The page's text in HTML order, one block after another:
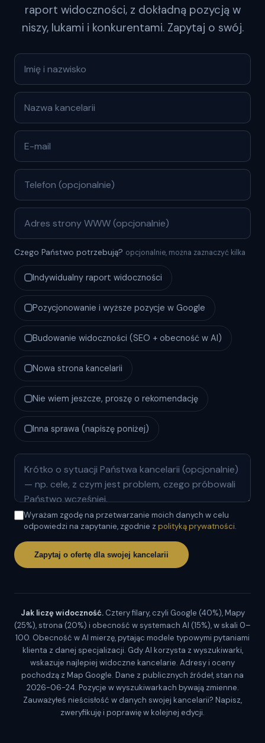
raport widoczności, z dokładną pozycją w
niszy, lukami i konkurentami. Zapytaj o swój.
Czego Państwo potrzebują? opcjonalnie, można zaznaczyć kilka
Indywidualny raport widoczności
Pozycjonowanie i wyższe pozycje w Google
Budowanie widoczności (SEO + obecność w AI)
Nowa strona kancelarii
Nie wiem jeszcze, proszę o rekomendację
Inna sprawa (napiszę poniżej)
Wyrażam zgodę na przetwarzanie moich danych w celu
odpowiedzi na zapytanie, zgodnie z polityką prywatności.
Zapytaj o ofertę dla swojej kancelarii
Jak liczę widoczność.Cztery filary, czyli Google (40%), Mapy
(25%), strona (20%) i obecność w systemach AI (15%), w skali 0–
100. Obecność w AI mierzę, pytając modele typowymi pytaniami
klienta z danej specjalizacji. Gdy AI korzysta z wyszukiwarki,
wskazuje najlepiej widoczne kancelarie. Adresy i oceny
pochodzą z Map Google. Dane z publicznych źródeł, stan na
2026-06-24. Pozycje w wyszukiwarkach bywają zmienne.
Zauważyłeś nieścisłość w danych swojej kancelarii? Napisz,
zweryfikuję i poprawię w kolejnej edycji.